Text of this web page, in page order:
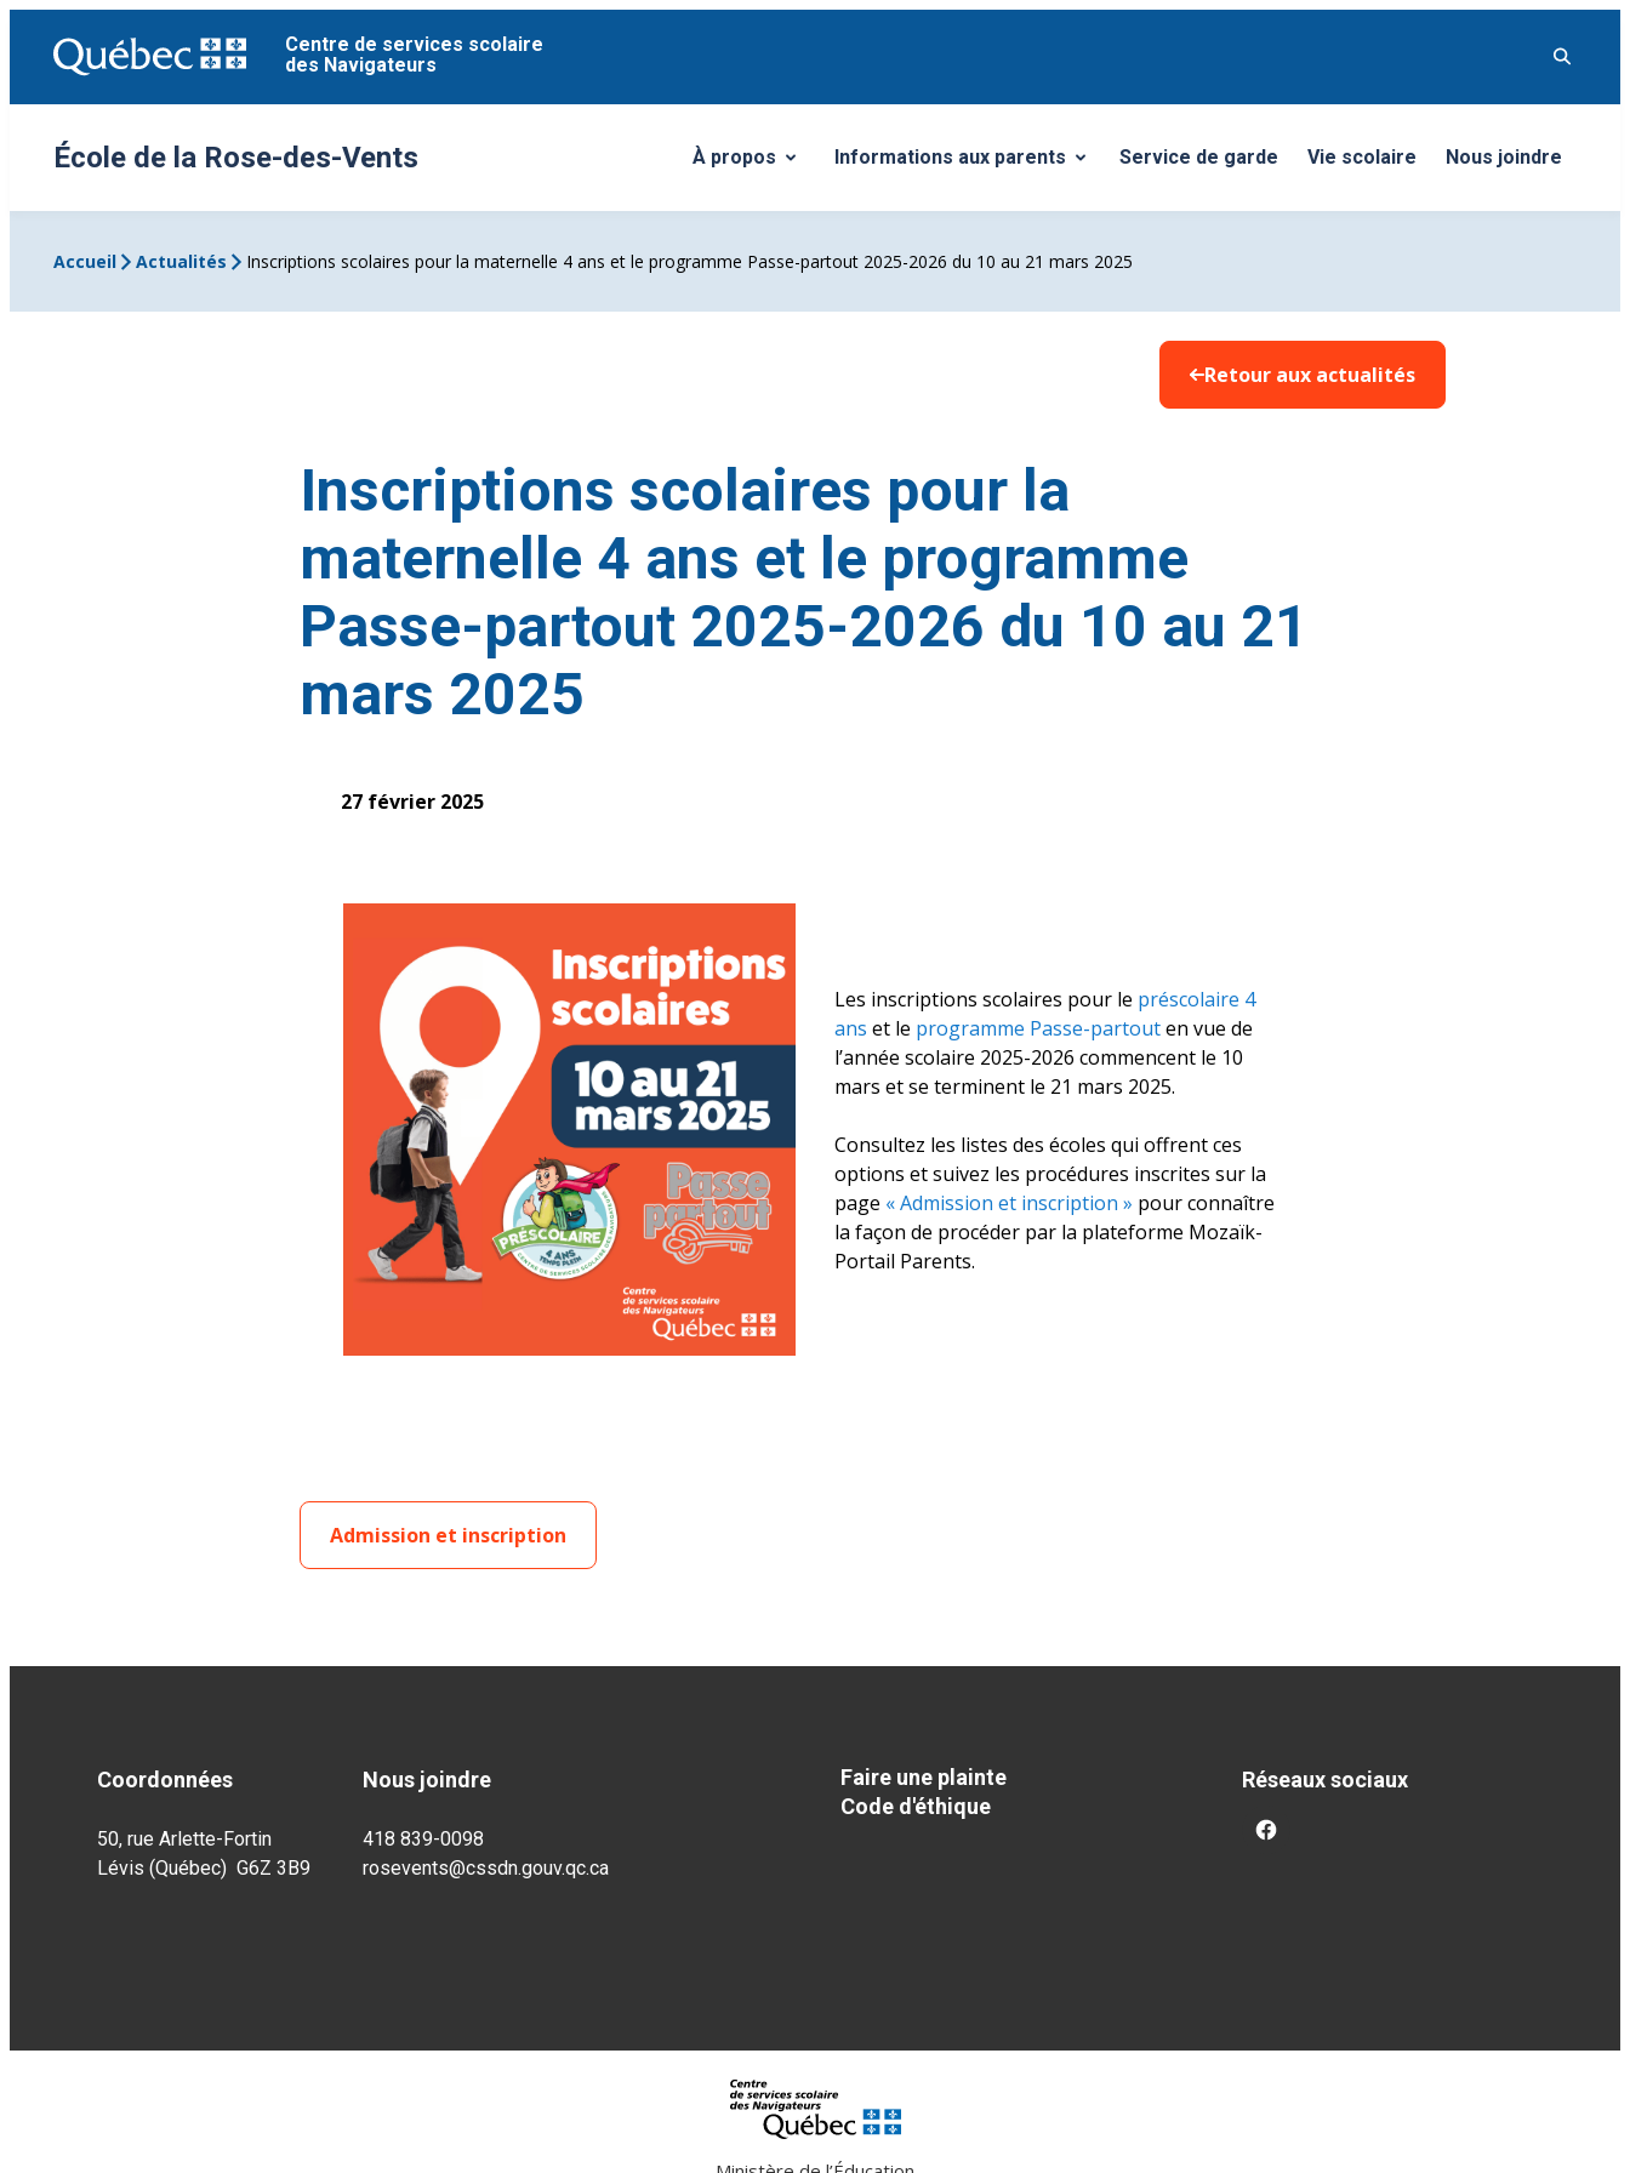
contenu
Centre de services scolaire
des Navigateurs
École de la Rose-des-Vents À propos
Ouvrir/Fermer le sous-menuInformations aux parents
Ouvrir/Fermer le sous-menu Service de garde Vie scolaire Nous joindre
Accueil Actualités Inscriptions scolaires pour la maternelle 4 ans et le programme Passe-partout 2025-2026 du 10 au 21 mars 2025
Retour aux actualités
Inscriptions scolaires pour la
maternelle 4 ans et le programme
Passe-partout 2025-2026 du 10 au 21
mars 2025
27 février 2025
Les inscriptions scolaires pour le préscolaire 4
ans et le programme Passe-partouten vue de
l’année scolaire 2025-2026 commencent le 10
mars et se terminent le 21 mars 2025.
Consultez les listes des écoles qui offrent ces
options et suivez les procédures inscrites sur la
page « Admission et inscription » pour connaître
la façon de procéder par la plateforme Mozaïk-
Portail Parents.
Admission et inscription
Coordonnées
50, rue Arlette-Fortin
Lévis (Québec) G6Z 3B9
Nous joindre
418 839-0098
rosevents@cssdn.gouv.qc.ca
Faire une plainte
Code d'éthique
Réseaux sociaux
facebook